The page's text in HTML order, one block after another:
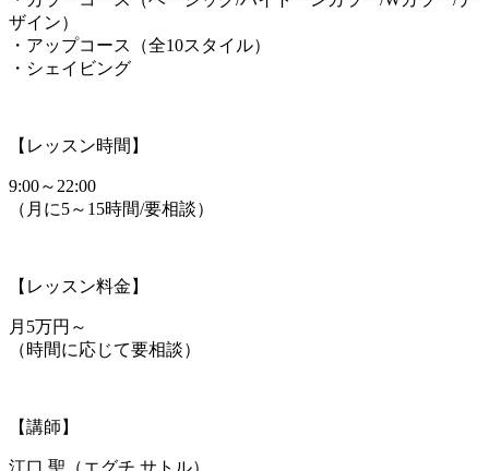
ザイン）
・アップコース（全10スタイル）
・シェイビング
【レッスン時間】
9:00～22:00
（月に5～15時間/要相談）
【レッスン料金】
月5万円～
（時間に応じて要相談）
【講師】
江口 聖（エグチ サトル）